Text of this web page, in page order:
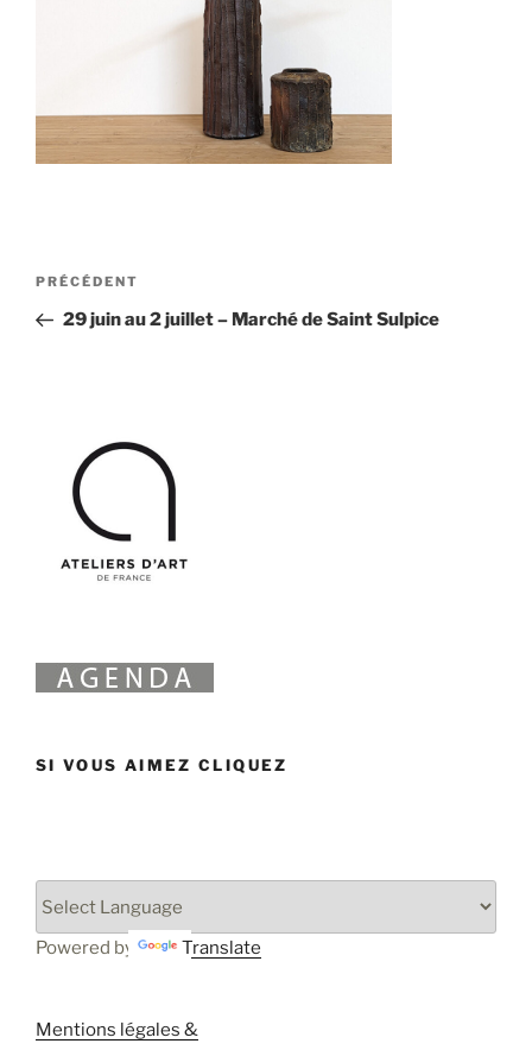
Navigation
l’article
Article
précédent
PRÉCÉDENT
29 juin au 2 juillet – Marché de Saint Sulpice
SI VOUS AIMEZ CLIQUEZ
Powered by Translate
Mentions légales &